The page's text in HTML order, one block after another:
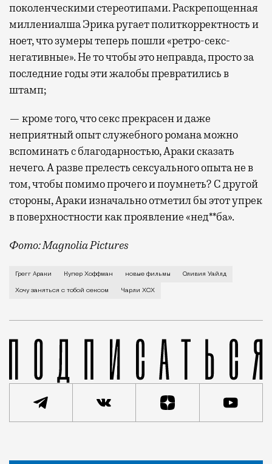
поколенческими стереотипами. Раскрепощенная
миллениалша Эрика ругает политкорректность и
ноет, что зумеры теперь пошли «ретро-секс-
негативные». Не то чтобы это неправда, просто за
последние годы эти жалобы превратились в
штамп;
— кроме того, что секс прекрасен и даже
неприятный опыт служебного романа можно
вспоминать с благодарностью, Араки сказать
нечего. А разве прелесть сексуального опыта не в
том, чтобы помимо прочего и поумнеть? С другой
стороны, Араки изначально отметил бы этот упрек
в поверхностности как проявление «нед**ба».
Фото: Magnolia Pictures
В первой же сцене своего нового фильма Грегг
Грегг Араки Купер Хоффман новые фильмы Оливия Уайлд
Хочу заняться с тобой сексом Чарли XCX